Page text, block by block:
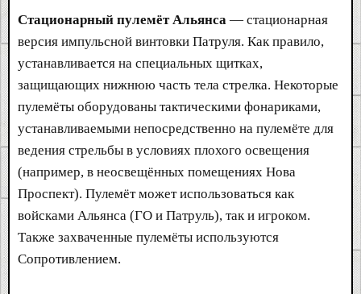
Стационарный пулемёт Альянса — стационарная
версия импульсной винтовки Патруля. Как правило,
устанавливается на специальных щитках,
защищающих нижнюю часть тела стрелка. Некоторые
пулемёты оборудованы тактическими фонариками,
устанавливаемыми непосредственно на пулемёте для
ведения стрельбы в условиях плохого освещения
(например, в неосвещённых помещениях Нова
Проспект). Пулемёт может использоваться как
войсками Альянса (ГО и Патруль), так и игроком.
Также захваченные пулемёты используются
Сопротивлением.